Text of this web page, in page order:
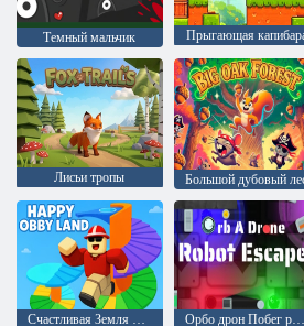
Темный мальчик Прыгающая
Лисьи тропы Большой дубовый
Счастливая Земля Обби Орбо дрон Побег робота